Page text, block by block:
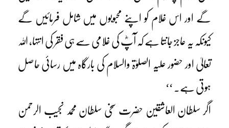
گے اور اس غلام کو اپنے محبوبوں میں شامل فرمائیں گے
کیونکہ یہ عاجز جانتا ہے کہ آپؓ کی غلامی سے ہی فقر کی انتہا، اللہ
تعالیٰ اور حضور علیہ الصلوٰۃ والسلام کی بارگاہ میں رسائی حاصل
ہوتی ہے۔ ‘‘
اگر سلطان العاشقین حضرت سخی سلطان محمد نجیب الرحمن